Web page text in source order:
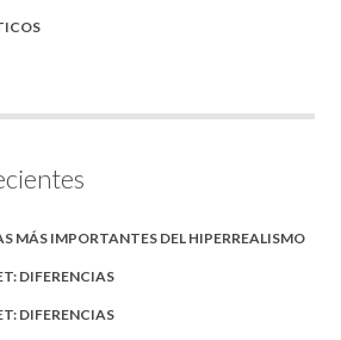
MÁS IMPORTANTES DEL HIPERREALISMO
DIFERENCIAS
DIFERENCIAS